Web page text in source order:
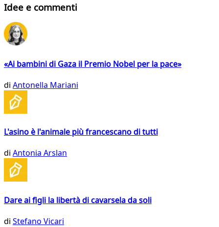
Idee e commenti
«Ai bambini di Gaza il Premio Nobel per la pace»
di Antonella Mariani
L'asino è l'animale più francescano di tutti
di Antonia Arslan
Dare ai figli la libertà di cavarsela da soli
di Stefano Vicari